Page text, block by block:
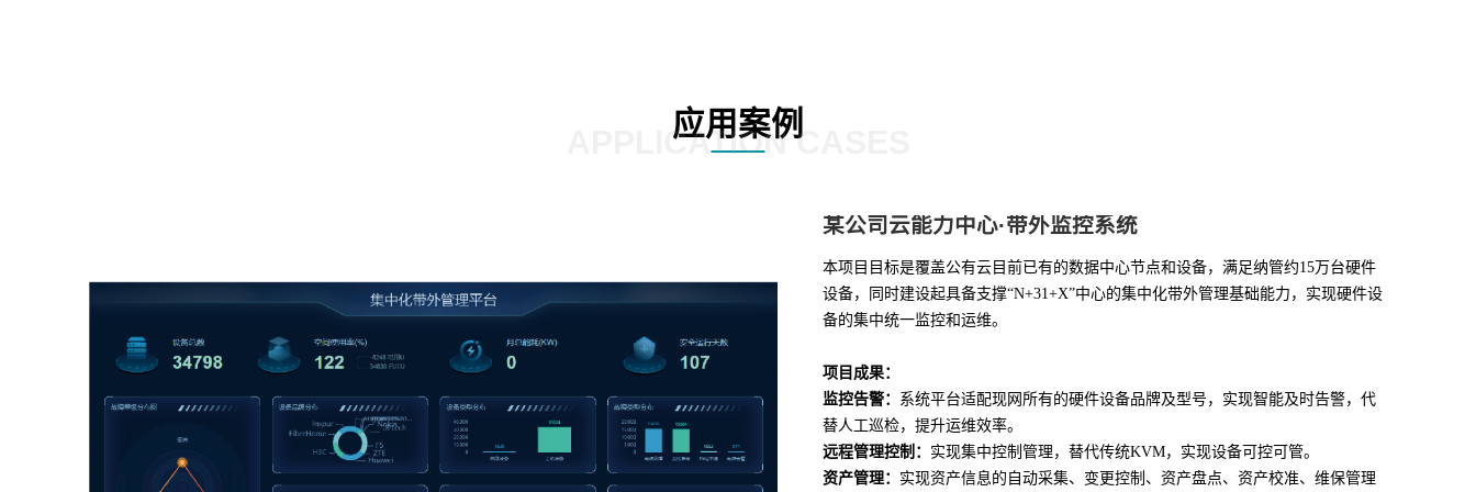
应用案例
APPLICATION CASES
某公司云能力中心·带外监控系统
本项目目标是覆盖公有云目前已有的数据中心节点和设备，满足纳管约15万台硬件
设备，同时建设起具备支撑“N+31+X”中心的集中化带外管理基础能力，实现硬件设
备的集中统一监控和运维。
项目成果：
监控告警： 系统平台适配现网所有的硬件设备品牌及型号，实现智能及时告警，代
替人工巡检，提升运维效率。
远程管理控制： 实现集中控制管理，替代传统KVM，实现设备可控可管。
资产管理： 实现资产信息的自动采集、变更控制、资产盘点、资产校准、维保管理